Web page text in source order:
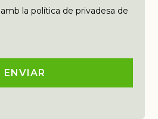
la política de privadesa de
ENVIAR